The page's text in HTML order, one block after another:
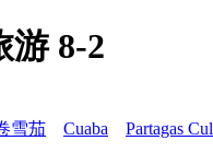
游 8-2
雪茄 Cuaba Partagas Cul